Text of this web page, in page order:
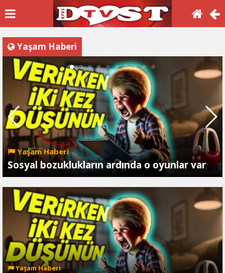
Yaşam Haberi
Yaşam Haberi
Sosyal bozuklukların ardında o oyunlar var
Yaşam Haberi